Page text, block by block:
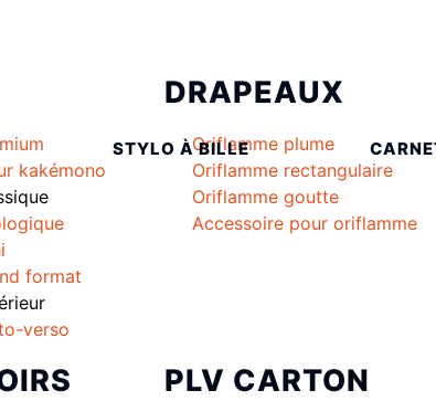
kakémono
format
verso
DRAPEAUX
Oriflamme plume
Oriflamme rectangulaire
Oriflamme goutte
Accessoire pour oriflamme
PLV CARTON
STYLO À BILLE